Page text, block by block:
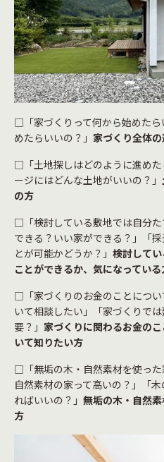
□「家づくりって何から始めた
めたらいいの？」 家づくり全体
□「土地探しはどのように進め
ージにはどんな土地がいいの？」
の方
□「検討している敷地では自分
できる？いい家ができる？」「
とが可能かどうか？」 検討して
ことができるか、気になっている
□「家づくりのお金のことにつ
いて相談したい」「家づくりで
要？」 家づくりに関わるお金の
いて知りたい方
□「無垢の木・自然素材を使った
自然素材の家って高いの？」「
ればいいの？」 無垢の木・自然
方